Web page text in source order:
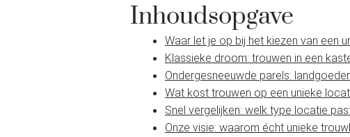
Inhoudsopgave
Waar let je op bij het kiezen van een
Klassieke droom: trouwen in een
Ondergesneeuwde parels:
Wat kost trouwen op een unieke
Snel vergelijken: welk type locatie
Onze visie: waarom écht unieke